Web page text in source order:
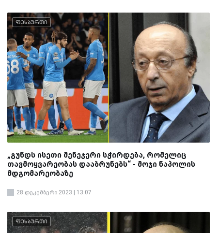
ფეხბურთი
„გუნდს ისეთი მენეჯერი სჭირდება, რომელიც
თავმოყვარეობას დააბრუნებს“ - მოჯი ნაპოლის
მდგომარეობაზე
28 დეკემბერი 2023 | 13:07
ფეხბურთი